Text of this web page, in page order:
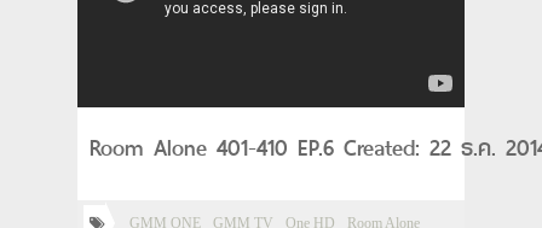
Room Alone 401-410 EP.6 Created: 22 ธ.ค.
GMM ONE GMM TV One HD Room Alone